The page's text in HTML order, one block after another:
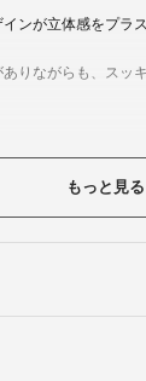
ンが立体感をプラ
りながらも、スッ
シルエットで、気
ザインで、腰回り
もっと見る